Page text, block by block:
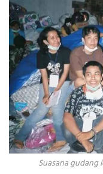
Suasana